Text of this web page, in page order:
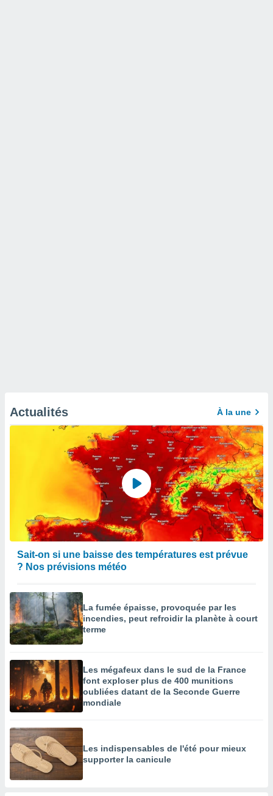
Actualités À la une
Sait-on si une baisse des températures est prévue
? Nos prévisions météo
La fumée épaisse, provoquée par les
incendies, peut refroidir la planète à court
terme
Les mégafeux dans le sud de la France
font exploser plus de 400 munitions
oubliées datant de la Seconde Guerre
mondiale
Les indispensables de l'été pour mieux
supporter la canicule